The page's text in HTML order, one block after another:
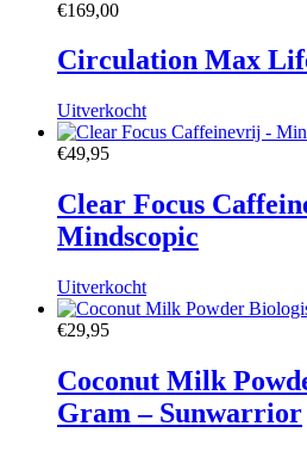
€169,00
Circulation Max
Uitverkocht
€49,95
Clear Focus
Mindscopic
Uitverkocht
€29,95
Coconut Milk
Gram – Sunwarrior